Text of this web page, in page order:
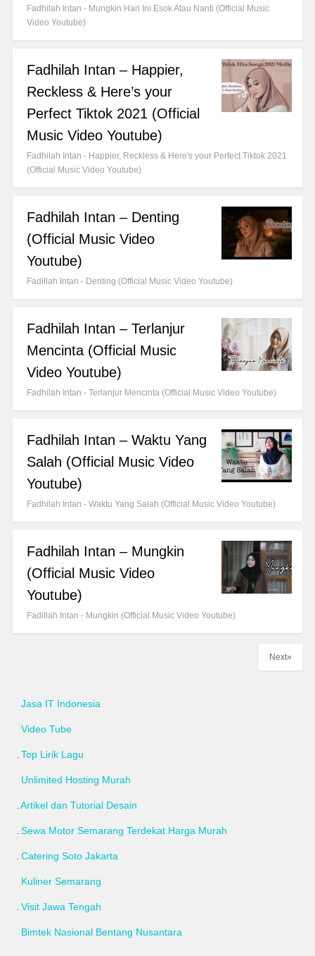
Fadhilah Intan - Mungkin Hari Ini Esok Atau Nanti (Official Music
Video Youtube)
Fadhilah Intan – Happier,
Reckless & Here’s your
Perfect Tiktok 2021 (Official
Music Video Youtube)
Fadhilah Intan - Happier, Reckless & Here's your Perfect Tiktok 2021
(Official Music Video Youtube)
Fadhilah Intan – Denting
(Official Music Video
Youtube)
Fadillah Intan - Denting (Official Music Video Youtube)
Fadhilah Intan – Terlanjur
Mencinta (Official Music
Video Youtube)
Fadhilah Intan - Terlanjur Mencinta (Official Music Video Youtube)
Fadhilah Intan – Waktu Yang
Salah (Official Music Video
Youtube)
Fadhilah Intan - Waktu Yang Salah (Official Music Video Youtube)
Fadhilah Intan – Mungkin
(Official Music Video
Youtube)
Fadillah Intan - Mungkin (Official Music Video Youtube)
Next»
Jasa IT Indonesia
Video Tube
Top Lirik Lagu
Unlimited Hosting Murah
Artikel dan Tutorial Desain
Sewa Motor Semarang Terdekat Harga Murah
Catering Soto Jakarta
Kuliner Semarang
Visit Jawa Tengah
Bimtek Nasional Bentang Nusantara